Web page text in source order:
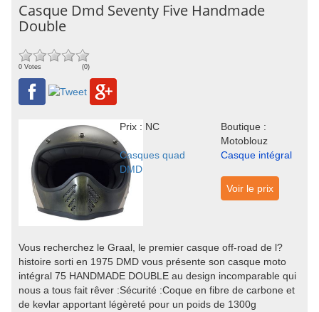
Casque Dmd Seventy Five Handmade
Double
0 Votes (0)
Prix : NC
Boutique :
Motoblouz
Casques quad
DMD
Casque intégral
Voir le prix
Vous recherchez le Graal, le premier casque off-road de l?
histoire sorti en 1975 DMD vous présente son casque moto
intégral 75 HANDMADE DOUBLE au design incomparable qui
nous a tous fait rêver :Sécurité :Coque en fibre de carbone et
de kevlar apportant légèreté pour un poids de 1300g